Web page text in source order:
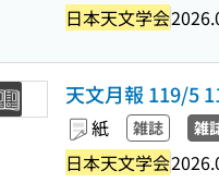
日本天文学会
天文月報 119/5
紙 雑誌 雑
日本天文学会